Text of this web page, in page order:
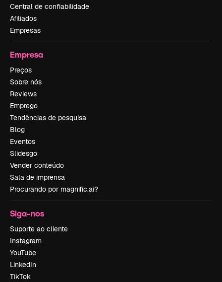
Central de confiabilidade
Afiliados
Empresas
Empresa
Preços
Sobre nós
Reviews
Emprego
Tendências de pesquisa
Blog
Eventos
Slidesgo
Vender conteúdo
Sala de imprensa
Procurando por magnific.ai?
Siga-nos
Suporte ao cliente
Instagram
YouTube
LinkedIn
TikTok